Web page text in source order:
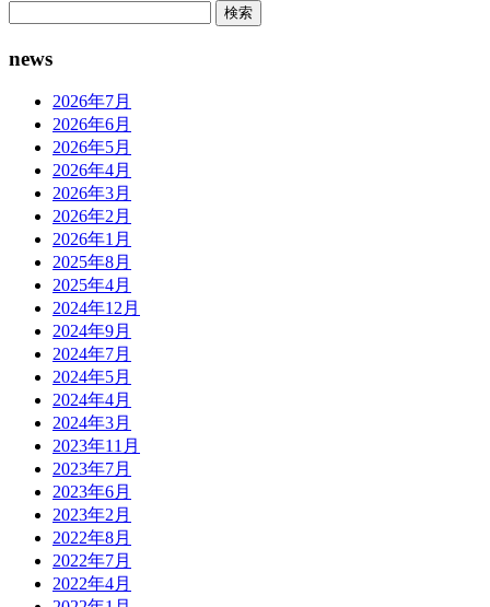
news
2026年7月
2026年6月
2026年5月
2026年4月
2026年3月
2026年2月
2026年1月
2025年8月
2025年4月
2024年12月
2024年9月
2024年7月
2024年5月
2024年4月
2024年3月
2023年11月
2023年7月
2023年6月
2023年2月
2022年8月
2022年7月
2022年4月